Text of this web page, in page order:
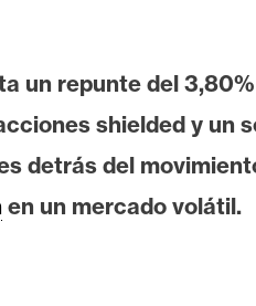
un repunte del
shielded y un
detrás del
en un mercado volátil.